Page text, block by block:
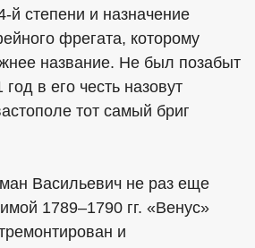
й степени и назначение
фрегата, которому
название. Не был позабыт
год в его честь назовут
тот самый бриг
Васильевич не раз еще
1789–1790 гг. «Венус»
и